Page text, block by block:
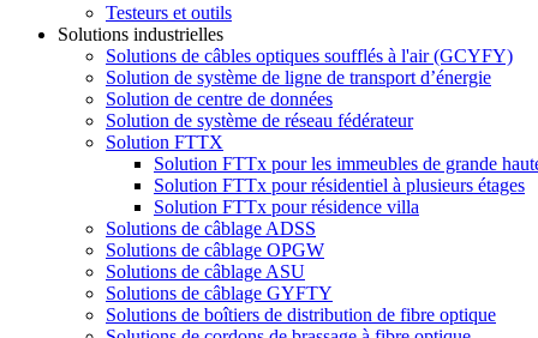
Testeurs et outils
Solutions industrielles
Solutions de câbles optiques soufflés à l'air (GCYFY)
Solution de système de ligne de transport d’énergie
Solution de centre de données
Solution de système de réseau fédérateur
Solution FTTX
Solution FTTx pour les immeubles de grande
Solution FTTx pour résidentiel à plusieurs étages
Solution FTTx pour résidence villa
Solutions de câblage ADSS
Solutions de câblage OPGW
Solutions de câblage ASU
Solutions de câblage GYFTY
Solutions de boîtiers de distribution de fibre optique